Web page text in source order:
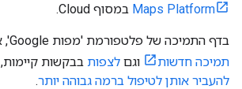
Maps Platform במסוף Cloud.
בדף התמיכה של פלטפורמת 'מפות Google', אפשר
תמיכה חדשות
וגם לצפות בבקשות קיימות,
להעביר אותן לטיפול ברמה גבוהה יותר.